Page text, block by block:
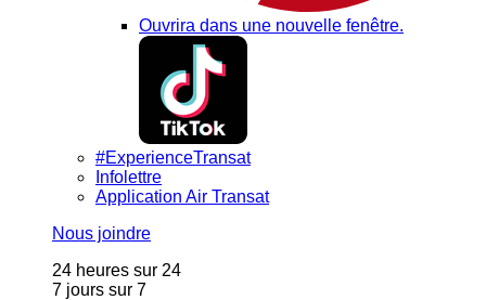
Ouvrira dans une nouvelle fenêtre.
#ExperienceTransat
Infolettre
Application Air Transat
Nous joindre
24 heures sur 24
7 jours sur 7